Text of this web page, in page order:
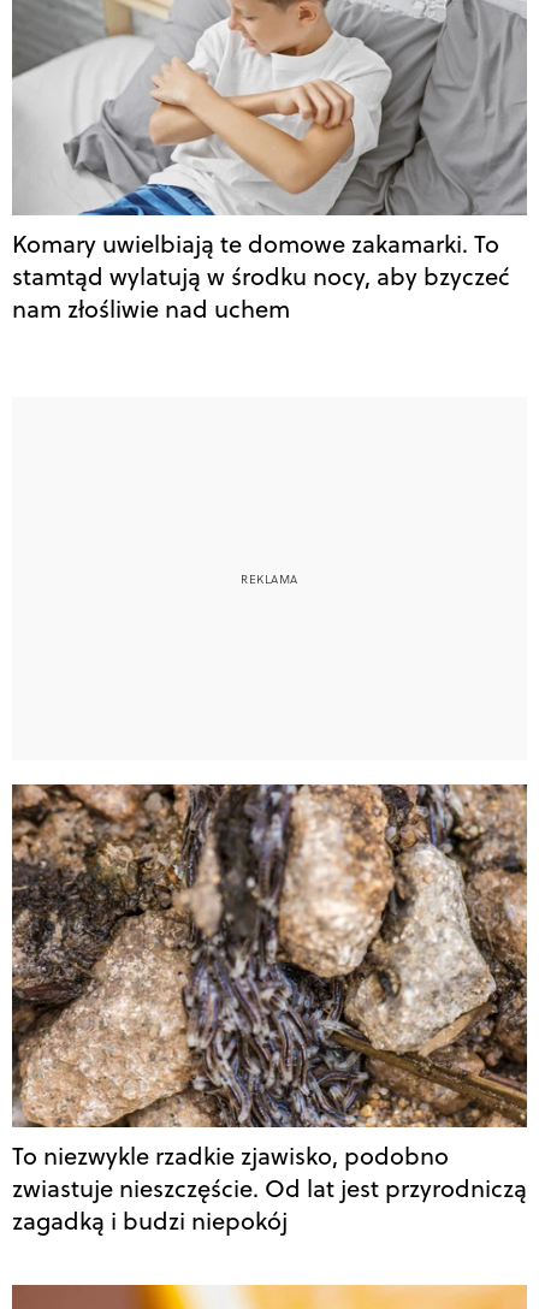
Komary uwielbiają te domowe zakamarki. To
stamtąd wylatują w środku nocy, aby bzyczeć
nam złośliwie nad uchem
To niezwykle rzadkie zjawisko, podobno
zwiastuje nieszczęście. Od lat jest przyrodniczą
zagadką i budzi niepokój